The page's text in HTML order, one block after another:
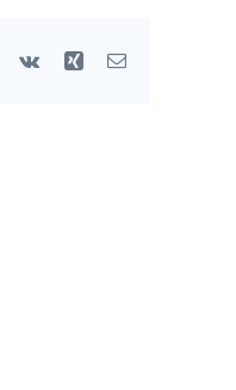
Pinterest
Vk Xing Email